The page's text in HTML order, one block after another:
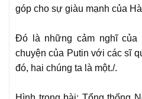
góp cho sự giàu mạnh của
Đó là những cảm nghĩ của
chuyện của Putin với các sĩ
đó, hai chúng ta là một./.